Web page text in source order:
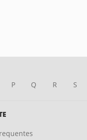
P Q R S